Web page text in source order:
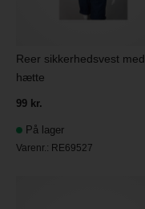
Reer sikkerhedsvest med
hætte
99 kr.
På lager
Varenr.: RE69527